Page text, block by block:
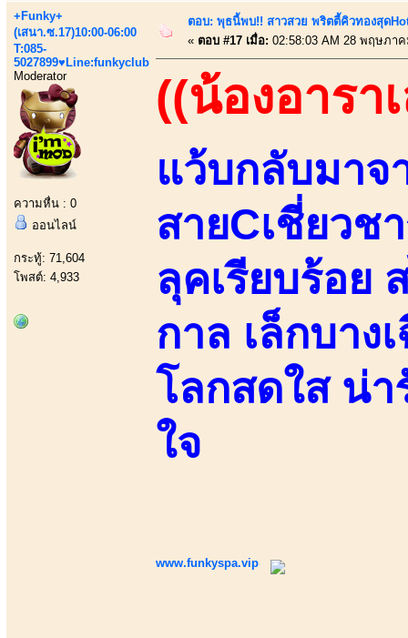
+Funky+
(เสนา.ซ.17)10:00-06:00
T:085-
5027899♥Line:funkyclub
Moderator
ความหื่น : 0
ออนไลน์
กระทู้: 71,604
โพสต์: 4,933
ตอบ: พุธนี้พบ!! สาวสวย พริตตี้คิวทองสุด
« ตอบ #17 เมื่อ: 02:58:03 AM 28 พฤษภา
((น้องอารา
แว้บกลับมาจ
สายCเชี่ยวช
ลุคเรียบร้อย
กาล เล็กบาง
โลกสดใส น่
ใจ
www.funkyspa.vip